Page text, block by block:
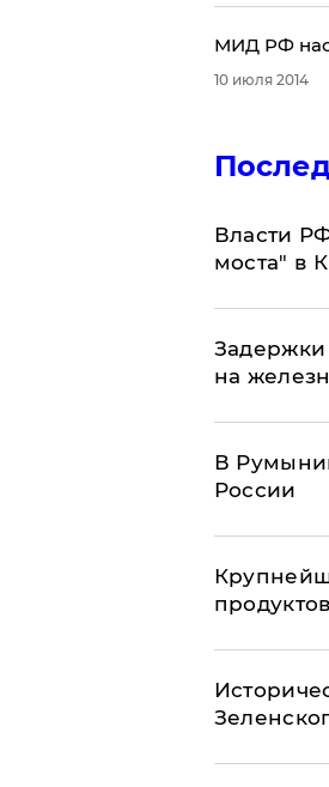
​МИД РФ
10 июля 2014
Власти
моста" в
Задержки
на
В
России